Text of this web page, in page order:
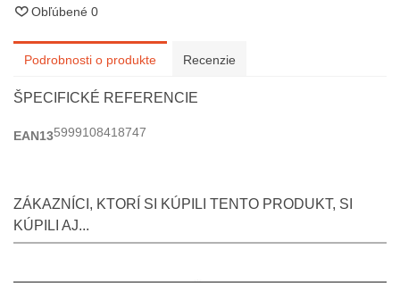
Obľúbené 0
Podrobnosti o produkte Recenzie
ŠPECIFICKÉ REFERENCIE
EAN135999108418747
ZÁKAZNÍCI, KTORÍ SI KÚPILI TENTO PRODUKT, SI
KÚPILI AJ...